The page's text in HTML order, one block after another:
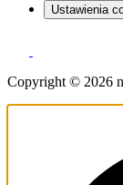
Ustawienia
Copyright © 2026